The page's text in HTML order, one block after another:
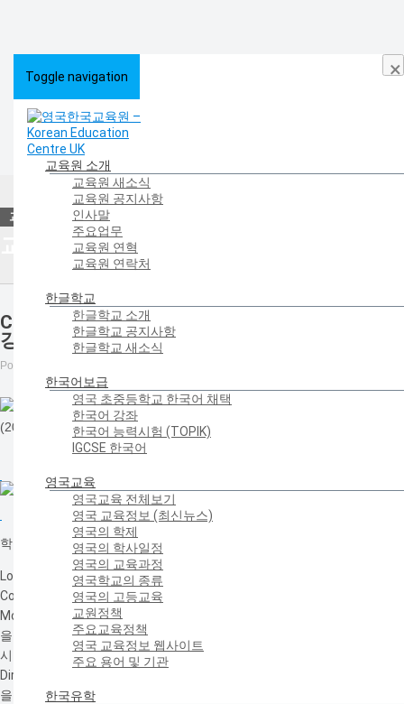
Toggle navigation
교육원 소개
교육원 새소식
교육원 공지사항
인사말
주요업무
교육원 연혁
교육원 연락처
한글학교
한글학교 소개
한글학교 공지사항
한글학교 새소식
한국어보급
영국 초중등학교 한국어 채택
한국어 강좌
한국어 능력시험 (TOPIK)
IGCSE 한국어
영국교육
영국교육 전체보기
영국 교육정보 (최신뉴스)
영국의 학제
영국의 학사일정
영국의 교육과정
영국학교의 종류
영국의 고등교육
교원정책
주요교육정책
영국 교육정보 웹사이트
주요 용어 및 기관
한국유학
×
교육원 소개 > 교육원 새소식
College 방과후 한국어 강좌 MOU 체결(2016.07.14)
교육원 새소식 | NEWS
Cranford Community College 방과후 한국어
강좌 MOU 체결(2016.07.14)
Posted on
학교장 Mr Prunty, 교육원장 김태일
London의 서쪽에 위치한 Cranford Community
College(
http://www.cranford.hounslow.sch.uk
MoU를 체결하였습니다. 이 학교에서는 앞으로 2년 동안 Secondary 학생
을 대상으로 금년 9월부터 매주 목요일 1시간씩 한국어 방과후 수업을 실
시할 예정입니다. 학교장 Kevin Prunty(Executive Headteacher and
Director, National Leader of Education)는 포항에 있는 학교와 자매결연
을 맺고 있어 한국에 대한 학생들의 관심이 매우 높은데, 한국어를 배울 수